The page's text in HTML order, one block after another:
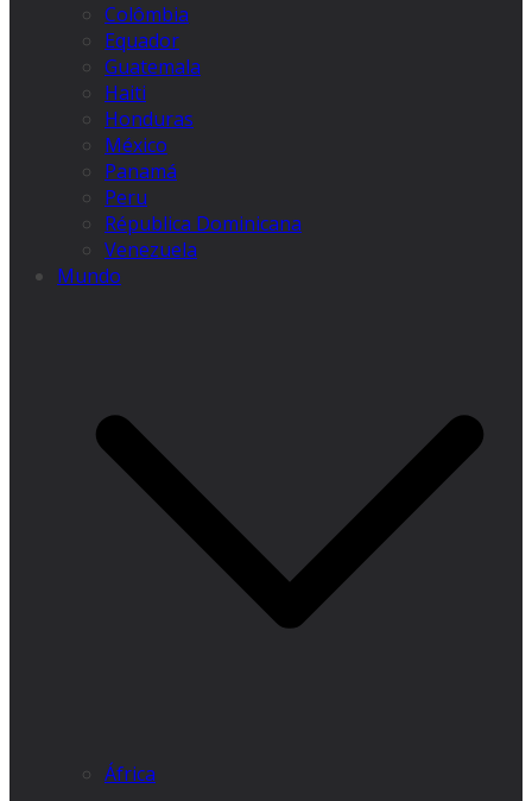
Colômbia
Equador
Guatemala
Haiti
Honduras
México
Panamá
Peru
Républica Dominicana
Venezuela
Mundo
África